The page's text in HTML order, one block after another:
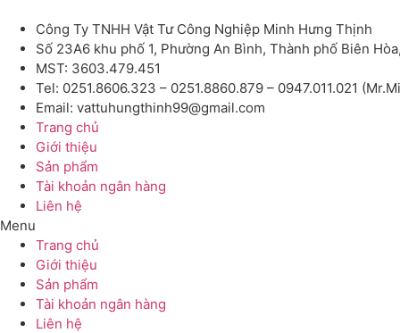
Công Ty TNHH Vật Tư Công Nghiệp Minh Hưng Thịnh
Số 23A6 khu phố 1, Phường An Bình, Thành phố Biên
MST: 3603.479.451
Tel: 0251.8606.323 – 0251.8860.879 – 0947.011.021
Email: vattuhungthinh99@gmail.com
Trang chủ
Giới thiệu
Sản phẩm
Tài khoản ngân hàng
Liên hệ
Menu
Trang chủ
Giới thiệu
Sản phẩm
Tài khoản ngân hàng
Liên hệ